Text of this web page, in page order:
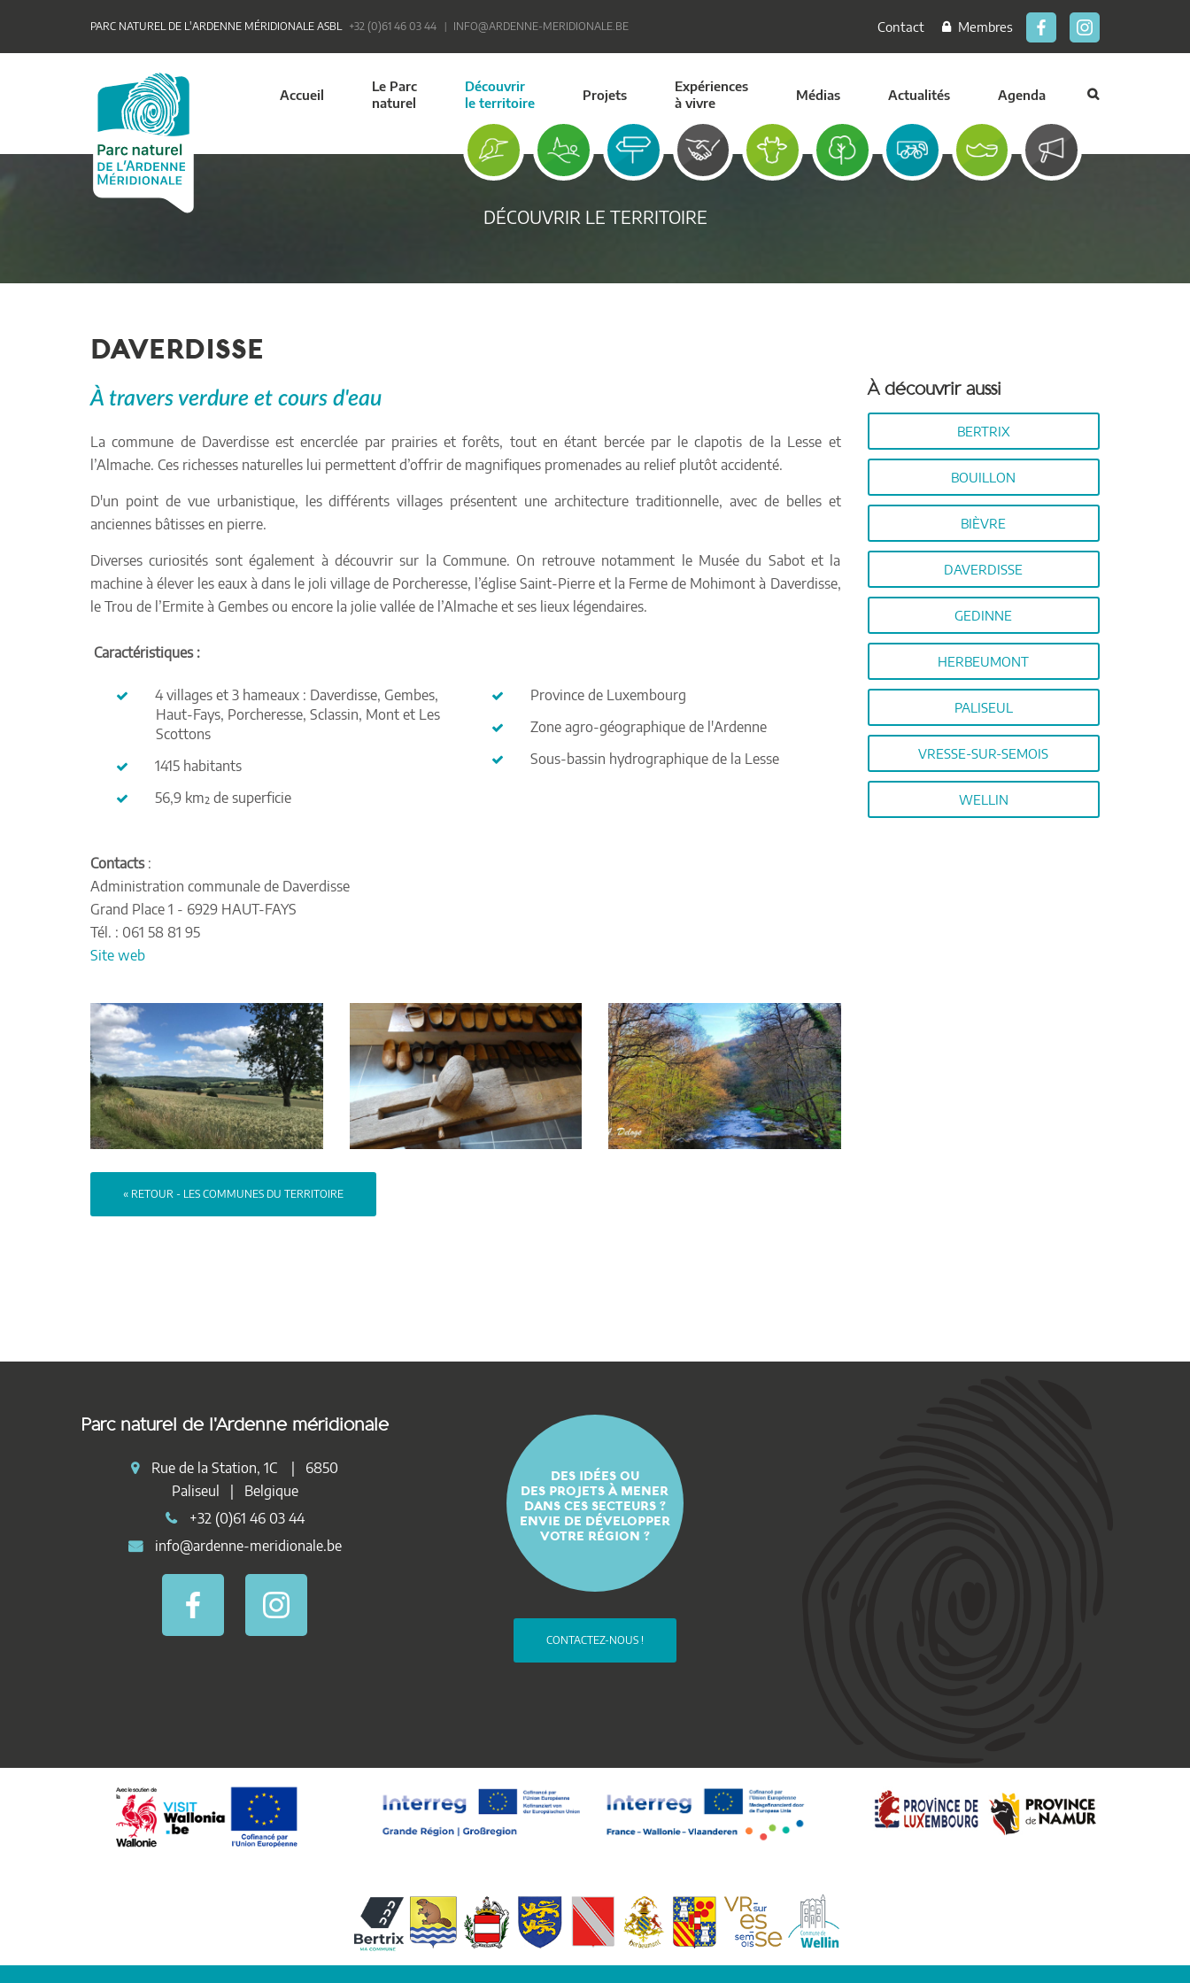
PARC NATUREL DE L'ARDENNE MÉRIDIONALE ASBL +32 (0)61 46 03 44 INFO@ARDENNE-MERIDIONALE.BE Contact Membres
Accueil
Le Parc
naturel
Découvrir
le territoire
Projets
Expériences
à vivre
Médias Actualités Agenda
DÉCOUVRIR LE TERRITOIRE
DAVERDISSE
À travers verdure et cours d'eau
La commune de Daverdisse est encerclée par prairies et forêts, tout en étant bercée par le clapotis de la Lesse et
l’Almache. Ces richesses naturelles lui permettent d’offrir de magnifiques promenades au relief plutôt accidenté.
D'un point de vue urbanistique, les différents villages présentent une architecture traditionnelle, avec de belles et
anciennes bâtisses en pierre.
Diverses curiosités sont également à découvrir sur la Commune. On retrouve notamment le Musée du Sabot et la
machine à élever les eaux à dans le joli village de Porcheresse, l’église Saint-Pierre et la Ferme de Mohimont à Daverdisse,
le Trou de l’Ermite à Gembes ou encore la jolie vallée de l’Almache et ses lieux légendaires.
Caractéristiques :
4 villages et 3 hameaux : Daverdisse, Gembes,
Haut-Fays, Porcheresse, Sclassin, Mont et Les
Scottons
1415 habitants
56,9 km² de superficie
Province de Luxembourg
Zone agro-géographique de l'Ardenne
Sous-bassin hydrographique de la Lesse
Contacts:
Administration communale de Daverdisse
Grand Place 1 - 6929 HAUT-FAYS
Tél. : 061 58 81 95
Site web
« RETOUR - LES COMMUNES DU TERRITOIRE
À découvrir aussi
BERTRIX
BOUILLON
BIÈVRE
DAVERDISSE
GEDINNE
HERBEUMONT
PALISEUL
VRESSE-SUR-SEMOIS
WELLIN
Parc naturel de l'Ardenne méridionale
Rue de la Station, 1C | 6850
Paliseul | Belgique
+32 (0)61 46 03 44
info@ardenne-meridionale.be
DES IDÉES OU
DES PROJETS À MENER
DANS CES SECTEURS ?
ENVIE DE DÉVELOPPER
VOTRE RÉGION ?
CONTACTEZ-NOUS !